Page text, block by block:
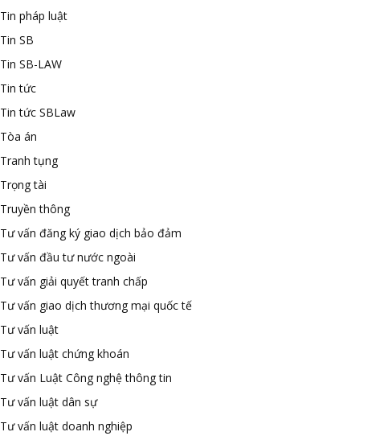
Tin pháp luật
Tin SB
Tin SB-LAW
Tin tức
Tin tức SBLaw
Tòa án
Tranh tụng
Trọng tài
Truyền thông
Tư vấn đăng ký giao dịch bảo đảm
Tư vấn đầu tư nước ngoài
Tư vấn giải quyết tranh chấp
Tư vấn giao dịch thương mại quốc tế
Tư vấn luật
Tư vấn luật chứng khoán
Tư vấn Luật Công nghệ thông tin
Tư vấn luật dân sự
Tư vấn luật doanh nghiệp